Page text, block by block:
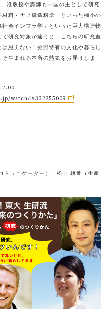
准教授や講師も一国の主として研究
料・ナノ構造科学」といった極小の
会インフラ学」といった巨大構造物
研究対象が違うと、こちらの研究室
思えない！分野特有の文化や暮らし
生まれる本所の熱気をお届けしま
watch/lv332255009
ミュニケーター）、松山 桃世（生産